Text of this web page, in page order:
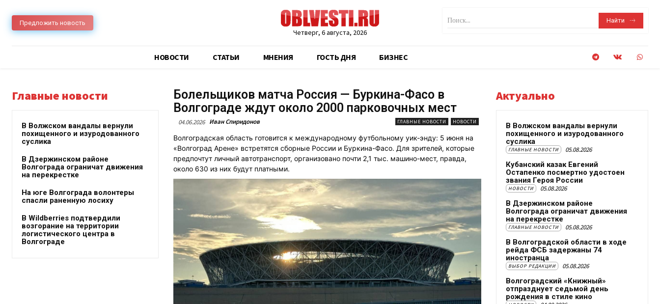
Предложить новость
Четверг, 6 августа, 2026
Поиск... Найти
НОВОСТИ CТАТЬИ МНЕНИЯ ГОСТЬ ДНЯ БИЗНЕС
Главные новости
В Волжском вандалы вернули
похищенного и изуродованного
суслика
В Дзержинском районе
Волгограда ограничат движения
на перекрестке
На юге Волгограда волонтеры
спасли раненную лосиху
В Wildberries подтвердили
возгорание на территории
логистического центра в
Волгограде
Болельщиков матча Россия — Буркина-Фасо в
Волгограде ждут около 2000 парковочных мест
04.06.2026 Иван Спиридонов ГЛАВНЫЕ НОВОСТИ НОВОСТИ
Волгоградская область готовится к международному футбольному уик-энду: 5 июня на
«Волгоград Арене» встретятся сборные России и Буркина-Фасо. Для зрителей, которые
предпочтут личный автотранспорт, организовано почти 2,1 тыс. машино-мест, правда,
около 630 из них будут платными.
Актуально
В Волжском вандалы вернули
похищенного и изуродованного
суслика
ГЛАВНЫЕ НОВОСТИ 05.08.2026
Кубанский казак Евгений
Остапенко посмертно удостоен
звания Героя России
НОВОСТИ 05.08.2026
В Дзержинском районе
Волгограда ограничат движения
на перекрестке
ГЛАВНЫЕ НОВОСТИ 05.08.2026
В Волгоградской области в ходе
рейда ФСБ задержаны 74
иностранца
ВЫБОР РЕДАКЦИИ 05.08.2026
Волгоградский «Книжный»
отпразднует седьмой день
рождения в стиле кино